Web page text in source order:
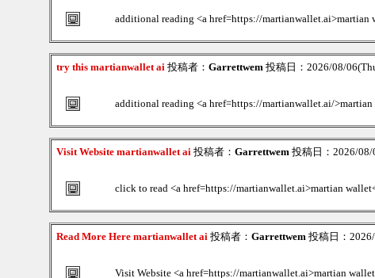
additional reading <a href=https://martianwallet.ai>martian
try this martianwallet ai投稿者： Garrettwem投稿日：2026/08/
additional reading <a href=https://martianwallet.ai/
Visit Website martianwallet ai投稿者： Garrettwem投稿日：2026/08/
click to read <a href=https://martianwallet.ai>martian
Read More Here martianwallet ai投稿者： Garrettwem投稿日：
Visit Website <a href=https://martianwallet.ai>martian